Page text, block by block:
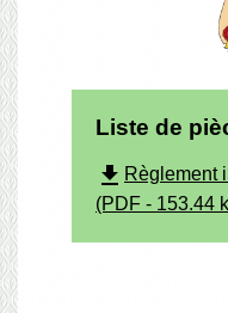
Liste de
file_download Règlement
(PDF - 153.44